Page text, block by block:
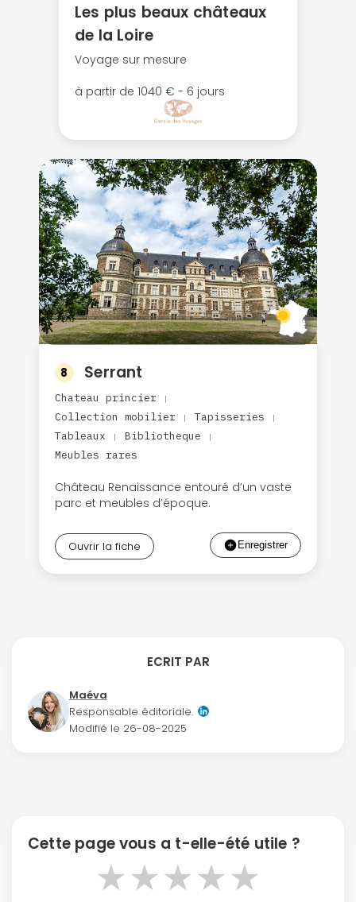
Les plus beaux châteaux
de la Loire
Voyage sur mesure
à partir de 1040 € - 6 jours
8 Serrant
Chateau princier |
Collection mobilier | Tapisseries |
Tableaux | Bibliotheque |
Meubles rares
Château Renaissance entouré d’un vaste
parc et meubles d’époque.
Ouvrir la fiche
ECRIT PAR
Maéva
Responsable éditoriale.
Modifié le 26-08-2025
Cette page vous a t-elle-été utile ?
★
★
★
★
★